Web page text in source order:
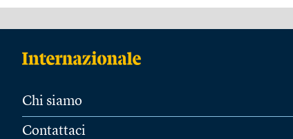
Chi siamo
Contattaci